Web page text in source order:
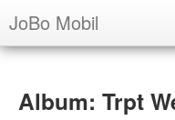
JoBo Mobil
Über uns
Ausbildung
Album: Trpt